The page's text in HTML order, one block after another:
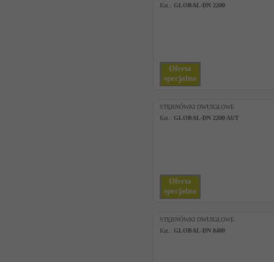
Kat.: GLOBAL-DN 2200
Oferta
specjalna
STĘBNÓWKI DWUIGŁOWE
Kat.: GLOBAL-DN 2200 AUT
Oferta
specjalna
STĘBNÓWKI DWUIGŁOWE
Kat.: GLOBAL-DN 8400